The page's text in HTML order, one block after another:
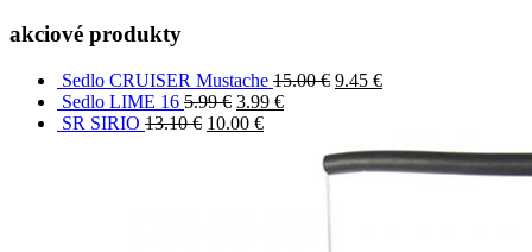
akciové produkty
Sedlo CRUISER Mustache 15.00€ 9.45 €
Sedlo LIME 16 5.99€ 3.99 €
SR SIRIO 13.10€ 10.00 €